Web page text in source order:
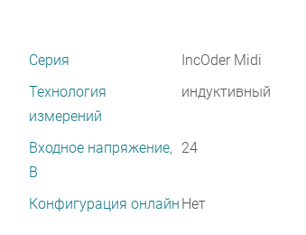
Серия
IncOder Midi
Технология
измерений
индуктивный
Входное напряжение,
В
24
Конфигурация онлайн Нет